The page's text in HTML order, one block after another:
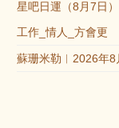
星吧日運（8月7日
工作_情人_方會更
蘇珊米勒︱2026年